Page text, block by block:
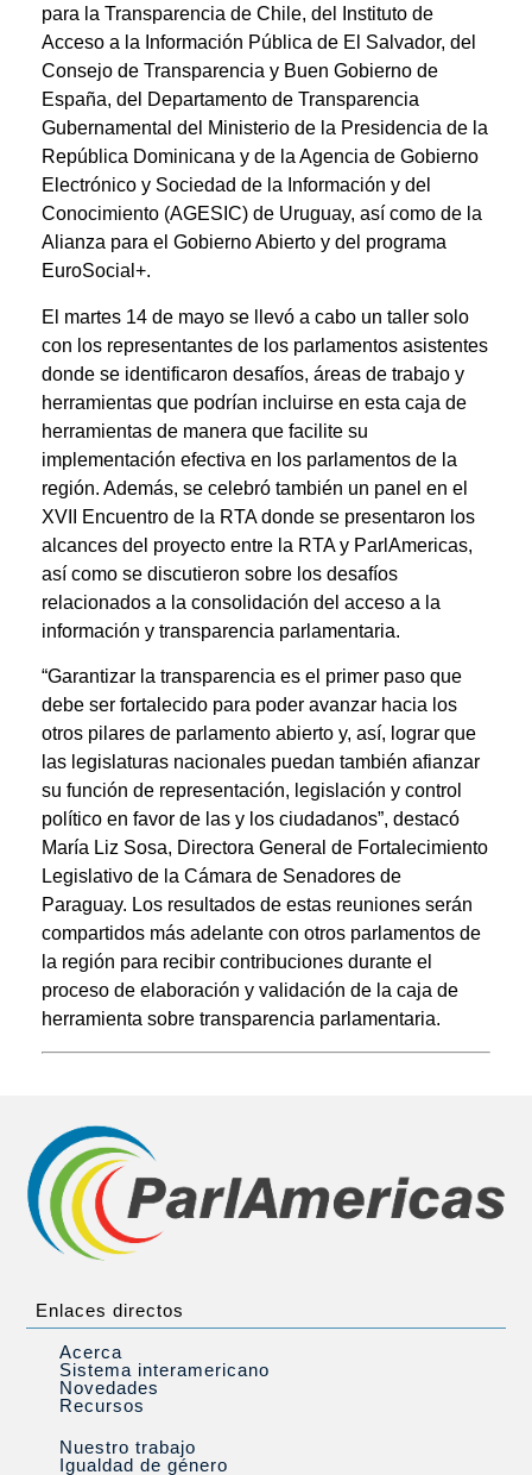
para la Transparencia de Chile, del Instituto de
Acceso a la Información Pública de El Salvador, del
Consejo de Transparencia y Buen Gobierno de
España, del Departamento de Transparencia
Gubernamental del Ministerio de la Presidencia de la
República Dominicana y de la Agencia de Gobierno
Electrónico y Sociedad de la Información y del
Conocimiento (AGESIC) de Uruguay, así como de la
Alianza para el Gobierno Abierto y del programa
EuroSocial+.
El martes 14 de mayo se llevó a cabo un taller solo
con los representantes de los parlamentos asistentes
donde se identificaron desafíos, áreas de trabajo y
herramientas que podrían incluirse en esta caja de
herramientas de manera que facilite su
implementación efectiva en los parlamentos de la
región. Además, se celebró también un panel en el
XVII Encuentro de la RTA donde se presentaron los
alcances del proyecto entre la RTA y ParlAmericas,
así como se discutieron sobre los desafíos
relacionados a la consolidación del acceso a la
información y transparencia parlamentaria.
“Garantizar la transparencia es el primer paso que
debe ser fortalecido para poder avanzar hacia los
otros pilares de parlamento abierto y, así, lograr que
las legislaturas nacionales puedan también afianzar
su función de representación, legislación y control
político en favor de las y los ciudadanos”, destacó
María Liz Sosa, Directora General de Fortalecimiento
Legislativo de la Cámara de Senadores de
Paraguay. Los resultados de estas reuniones serán
compartidos más adelante con otros parlamentos de
la región para recibir contribuciones durante el
proceso de elaboración y validación de la caja de
herramienta sobre transparencia parlamentaria.
Enlaces directos
Acerca
Sistema interamericano
Novedades
Recursos
Nuestro trabajo
Igualdad de género